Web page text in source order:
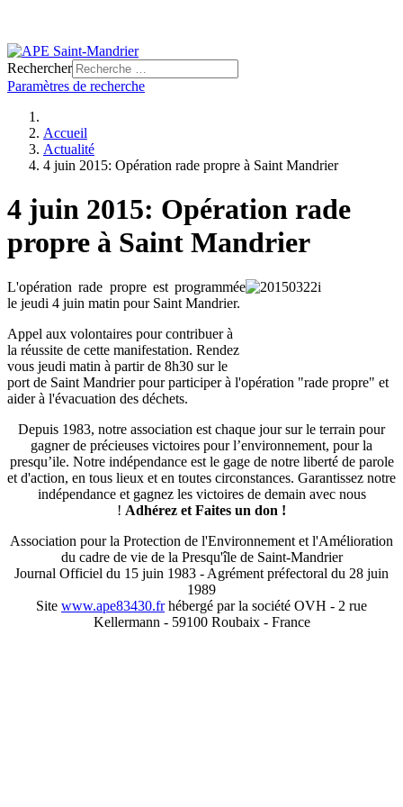
Rechercher
Paramètres de recherche
Accueil
Actualité
4 juin 2015: Opération rade propre à Saint Mandrier
4 juin 2015: Opération rade
propre à Saint Mandrier
L'opération rade propre est programmée
le jeudi 4 juin matin pour Saint Mandrier.
Appel aux volontaires pour contribuer à
la réussite de cette manifestation. Rendez
vous jeudi matin à partir de 8h30 sur le
port de Saint Mandrier pour participer à l'opération "rade propre" et
aider à l'évacuation des déchets.
Depuis 1983, notre association est chaque jour sur le terrain pour
gagner de précieuses victoires pour l’environnement, pour la
presqu’ile. Notre indépendance est le gage de notre liberté de parole
et d'action, en tous lieux et en toutes circonstances. Garantissez notre
indépendance et gagnez les victoires de demain avec nous
! Adhérez et Faites un don !
Association pour la Protection de l'Environnement et l'Amélioration
du cadre de vie de la Presqu'île de Saint-Mandrier
Journal Officiel du 15 juin 1983 - Agrément préfectoral du 28 juin
1989
Site www.ape83430.frhébergé par la société OVH - 2 rue
Kellermann - 59100 Roubaix - France